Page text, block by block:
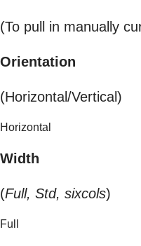
(To pull in manually
Orientation
(Horizontal/Vertical)
Horizontal
Width
(Full, Std, sixcols)
Full